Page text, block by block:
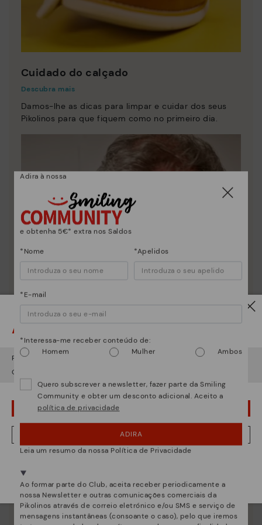
Cuidado do calçado
Descubra mais
Damos-lhe as dicas para limpar e cuidar dos seus
Pikolinos para que fiquem como no primeiro dia.
Descubra mais
único.
Atenção!
Parece que está em e vai aceder no
Quer ir para a web de
¡UPS! FOI UM LAPSO, CONTINUO EM USA
NÂO, QUERO VISITAR A WEB DO PORTUGAL
Adira à nossa
e obtenha 5€* extra nos Saldos
*Nome *Apelidos
*E-mail
*Interessa-me receber conteúdo de:
Homem
Mulher Ambos
Quero subscrever a newsletter, fazer parte da Smiling
Community e obter um desconto adicional. Aceito a
política de privacidade
ADIRA
Leia um resumo da nossa Política de Privacidade
Ao formar parte do Club, aceita receber periodicamente a
nossa Newsletter e outras comunicações comerciais da
Pikolinos através de correio eletrónico e/ou SMS e serviço de
mensagens instantâneas (consoante o caso), pelo que iremos